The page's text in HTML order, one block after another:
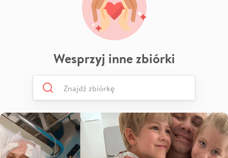
Wesprzyj inne zbiórki